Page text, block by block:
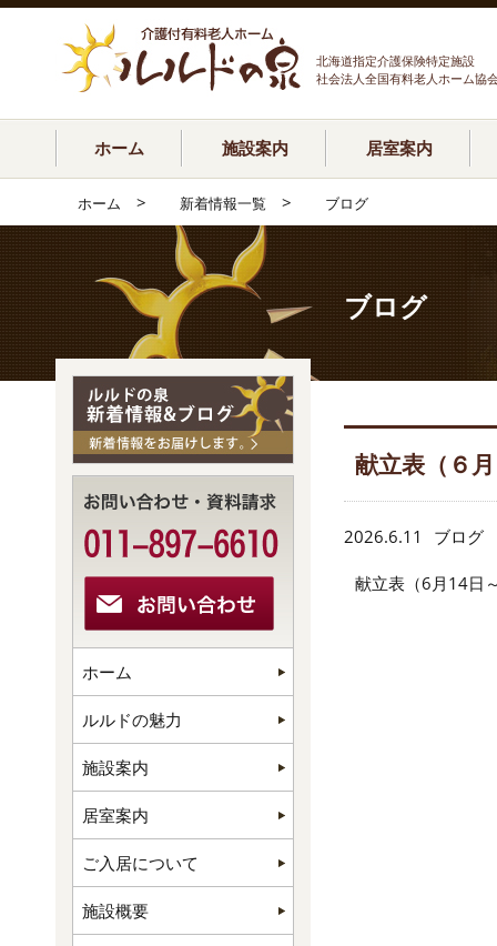
北海道指定介護保険特定施設
社会法人全国有料老人ホーム協
ホーム 施設案内 居室案内
ホーム > 新着情報一覧 > ブログ
ブログ
献立表（６
2026.6.11 ブログ
献立表（6月14日
ホーム
ルルドの魅力
施設案内
居室案内
ご入居について
施設概要